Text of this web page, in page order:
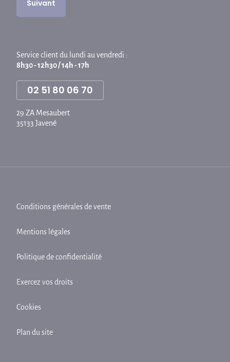
Service client du lundi au vendredi :
8h30 - 12h30 / 14h - 17h
02 51 80 06 70
29 ZA Mesaubert
35133 Javené
Conditions générales de vente
Mentions légales
Politique de confidentialité
Exercez vos droits
Cookies
Plan du site